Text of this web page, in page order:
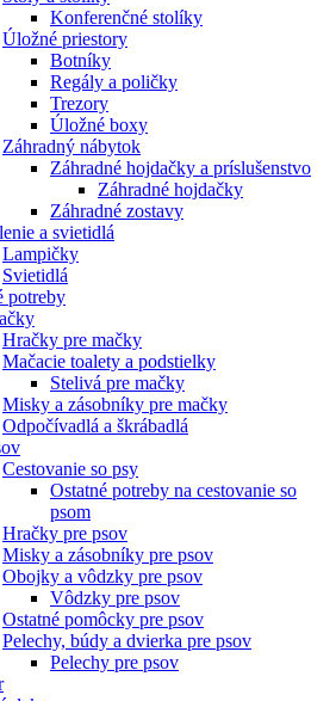
Konferenčné stolíky
Úložné priestory
Botníky
Regály a poličky
Trezory
Úložné boxy
Záhradný nábytok
Záhradné hojdačky a príslušenstvo
Záhradné hojdačky
Záhradné zostavy
a svietidlá
Lampičky
Svietidlá
potreby
Hračky pre mačky
Mačacie toalety a podstielky
Stelivá pre mačky
Misky a zásobníky pre mačky
Odpočívadlá a škrábadlá
Cestovanie so psy
Ostatné potreby na cestovanie so
psom
Hračky pre psov
Misky a zásobníky pre psov
Obojky a vôdzky pre psov
Vôdzky pre psov
Ostatné pomôcky pre psov
Pelechy, búdy a dvierka pre psov
Pelechy pre psov